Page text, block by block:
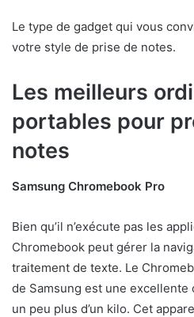
Le type de gadget qui vous
votre style de prise de notes.
Les meilleurs
portables pour
notes
Samsung Chromebook Pro
Bien qu’il n’exécute pas les
Chromebook peut gérer la
traitement de texte. Le
de Samsung est une
un peu plus d’un kilo. Cet